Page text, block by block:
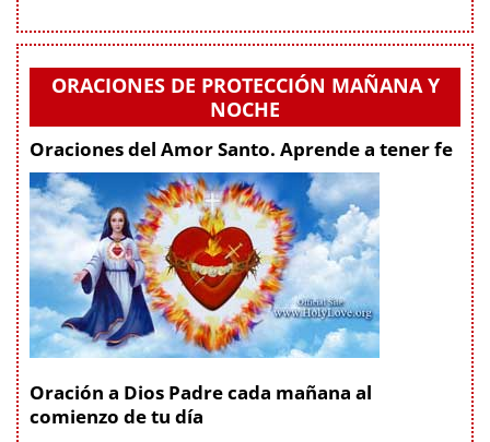
ORACIONES DE PROTECCIÓN MAÑANA Y
NOCHE
Oraciones del Amor Santo. Aprende a tener fe
Oración a Dios Padre cada mañana al
comienzo de tu día